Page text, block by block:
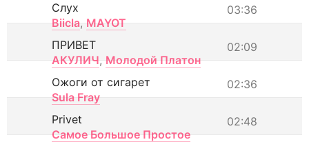
03:36
Слух
Biicla, MAYOT
02:09
ПРИВЕТ
АКУЛИЧ, Молодой Платон
02:36
Ожоги от сигарет
Sula Fray
02:48
Privet
Самое Большое Простое